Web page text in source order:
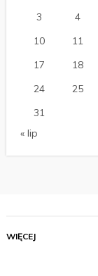
3
4
10
11
17
18
24
25
31
« lip
WIĘCEJ